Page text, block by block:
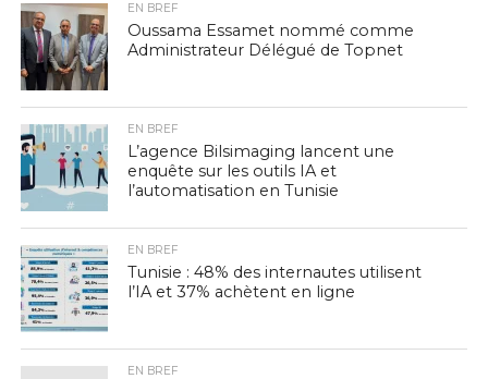
EN BREF
Oussama Essamet nommé comme
Administrateur Délégué de Topnet
EN BREF
L’agence Bilsimaging lancent une
enquête sur les outils IA et
l’automatisation en Tunisie
EN BREF
Tunisie : 48% des internautes utilisent
l’IA et 37% achètent en ligne
EN BREF